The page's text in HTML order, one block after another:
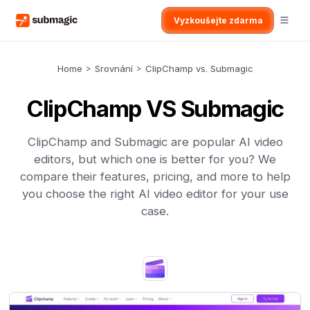
Vyzkoušejte zdarma
Home > Srovnání > ClipChamp vs. Submagic
ClipChamp VS Submagic
ClipChamp and Submagic are popular AI video
editors, but which one is better for you? We
compare their features, pricing, and more to help
you choose the right AI video editor for your use
case.